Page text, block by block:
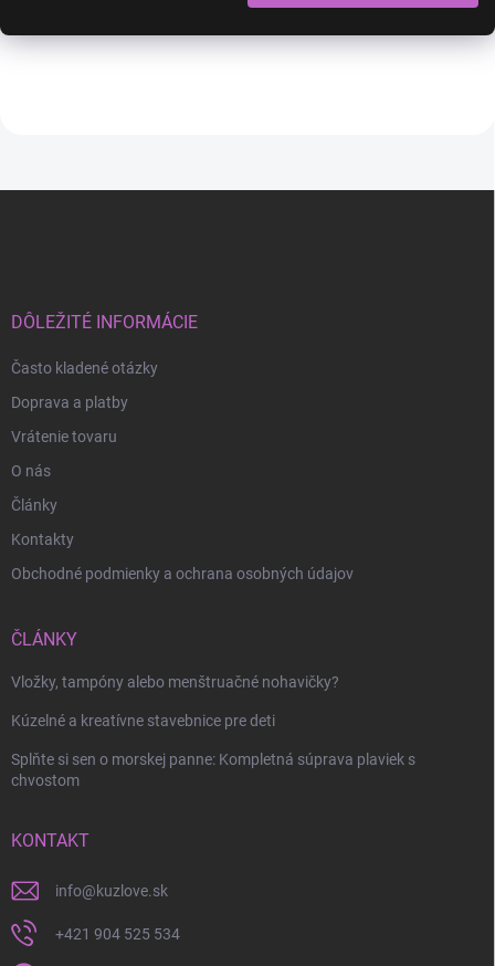
Parochňa Rapunzel pre
DÔLEŽITÉ INFORMÁCIE
Často kladené otázky
Doprava a platby
Vrátenie tovaru
O nás
Články
Kontakty
Obchodné podmienky a ochrana osobných údajov
ČLÁNKY
Vložky, tampóny alebo menštruačné nohavičky?
Kúzelné a kreatívne stavebnice pre deti
Splňte si sen o morskej panne: Kompletná súprava plaviek s
chvostom
KONTAKT
info@kuzlove.sk
+421 904 525 534